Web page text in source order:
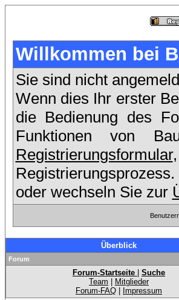
Willkommen bei
Sie sind nicht
Wenn dies Ihr erster
die Bedienung des
Funktionen von
Registrierungsformular
oder wechseln Sie zur
Überblick
Forum
Forum-Startseite
Suche
Team
Mitglieder
Forum-FAQ
Impressum